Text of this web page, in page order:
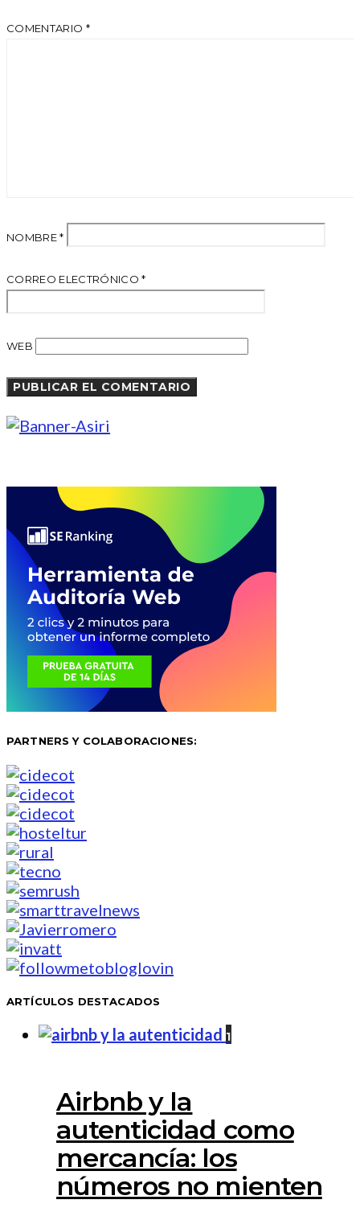
COMENTARIO *
NOMBRE*
CORREO ELECTRÓNICO*
WEB
PARTNERS Y COLABORACIONES:
ARTÍCULOS DESTACADOS
1
Airbnb y la
autenticidad como
mercancía: los
números no mienten